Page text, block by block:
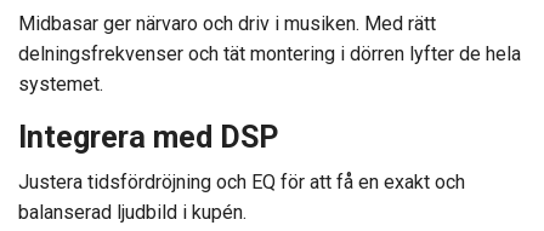
Midbasar ger närvaro och driv i musiken. Med rätt
delningsfrekvenser och tät montering i dörren lyfter de hela
systemet.
Integrera med DSP
Justera tidsfördröjning och EQ för att få en exakt och
balanserad ljudbild i kupén.